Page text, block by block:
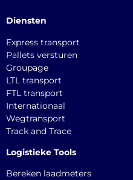
Diensten
Express transport
Pallets versturen
Groupage
LTL transport
FTL transport
Internationaal
Wegtransport
Track and Trace
Logistieke Tools
Bereken laadmeters